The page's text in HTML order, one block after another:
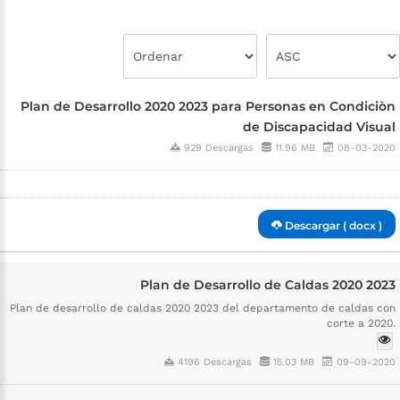
Plan de Desarrollo 2020 2023 para Personas en Condiciòn
de Discapacidad Visual
929 Descargas 11.96 MB 08-03-2020
Descargar ( docx )
Plan de Desarrollo de Caldas 2020 2023
Plan de desarrollo de caldas 2020 2023 del departamento de caldas con
corte a 2020.
4196 Descargas 15.03 MB 09-09-2020